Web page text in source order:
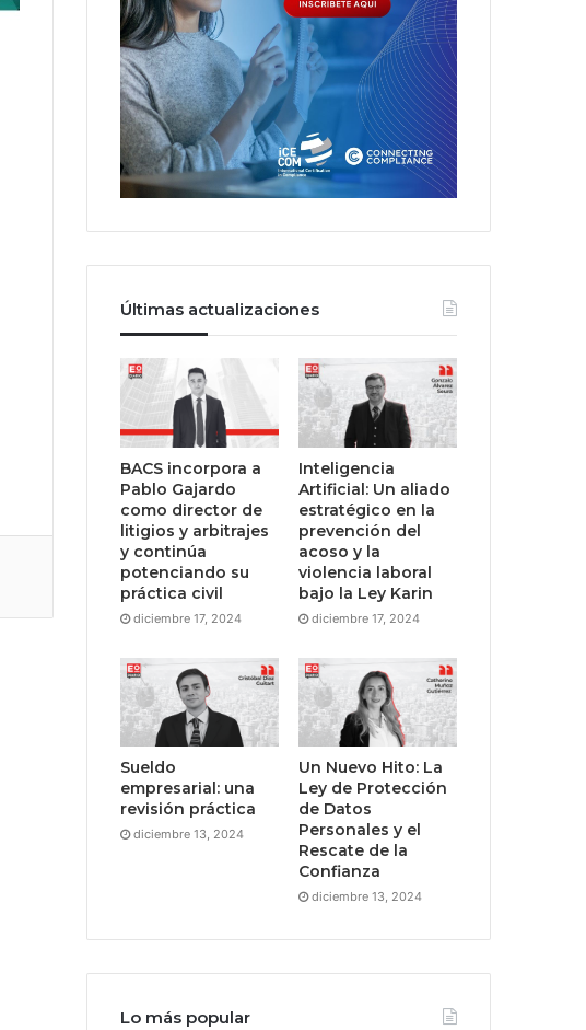
Últimas actualizaciones
BACS incorpora a
Pablo Gajardo
como director de
litigios y arbitrajes
y continúa
potenciando su
práctica civil
diciembre 17, 2024
Inteligencia
Artificial: Un aliado
estratégico en la
prevención del
acoso y la
violencia laboral
bajo la Ley Karin
diciembre 17, 2024
Sueldo
empresarial: una
revisión práctica
diciembre 13, 2024
Un Nuevo Hito: La
Ley de Protección
de Datos
Personales y el
Rescate de la
Confianza
diciembre 13, 2024
Lo más popular